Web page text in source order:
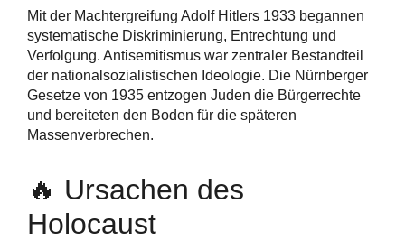
Mit der Machtergreifung Adolf Hitlers 1933 begannen
systematische Diskriminierung, Entrechtung und
Verfolgung. Antisemitismus war zentraler Bestandteil
der nationalsozialistischen Ideologie. Die Nürnberger
Gesetze von 1935 entzogen Juden die Bürgerrechte
und bereiteten den Boden für die späteren
Massenverbrechen.
🔥 Ursachen des
Holocaust